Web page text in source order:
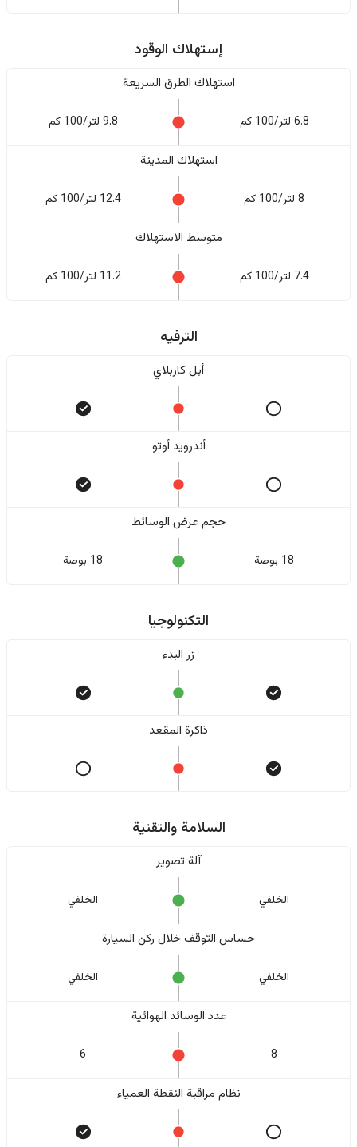
إستهلاك الوقود
استهلاك الطرق السريعة
6.8 لتر/100 كم 9.8 لتر/100 كم
استهلاك المدينة
8 لتر/100 كم 12.4 لتر/100 كم
متوسط الاستهلاك
7.4 لتر/100 كم 11.2 لتر/100 كم
الترفيه
أبل كاربلاي
أندرويد أوتو
حجم عرض الوسائط
18 بوصة 18 بوصة
التكنولوجيا
زر البدء
ذاكرة المقعد
السلامة والتقنية
آلة تصوير
الخلفي الخلفي
حساس التوقف خلال ركن السيارة
الخلفي الخلفي
عدد الوسائد الهوائية
8
6
نظام مراقبة النقطة العمياء